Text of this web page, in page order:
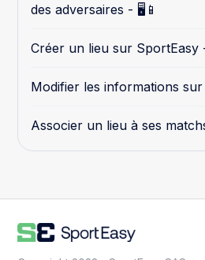
des adversaires - 🖥️📱
Créer un lieu sur SportEasy
Modifier les informations sur
Associer un lieu à ses